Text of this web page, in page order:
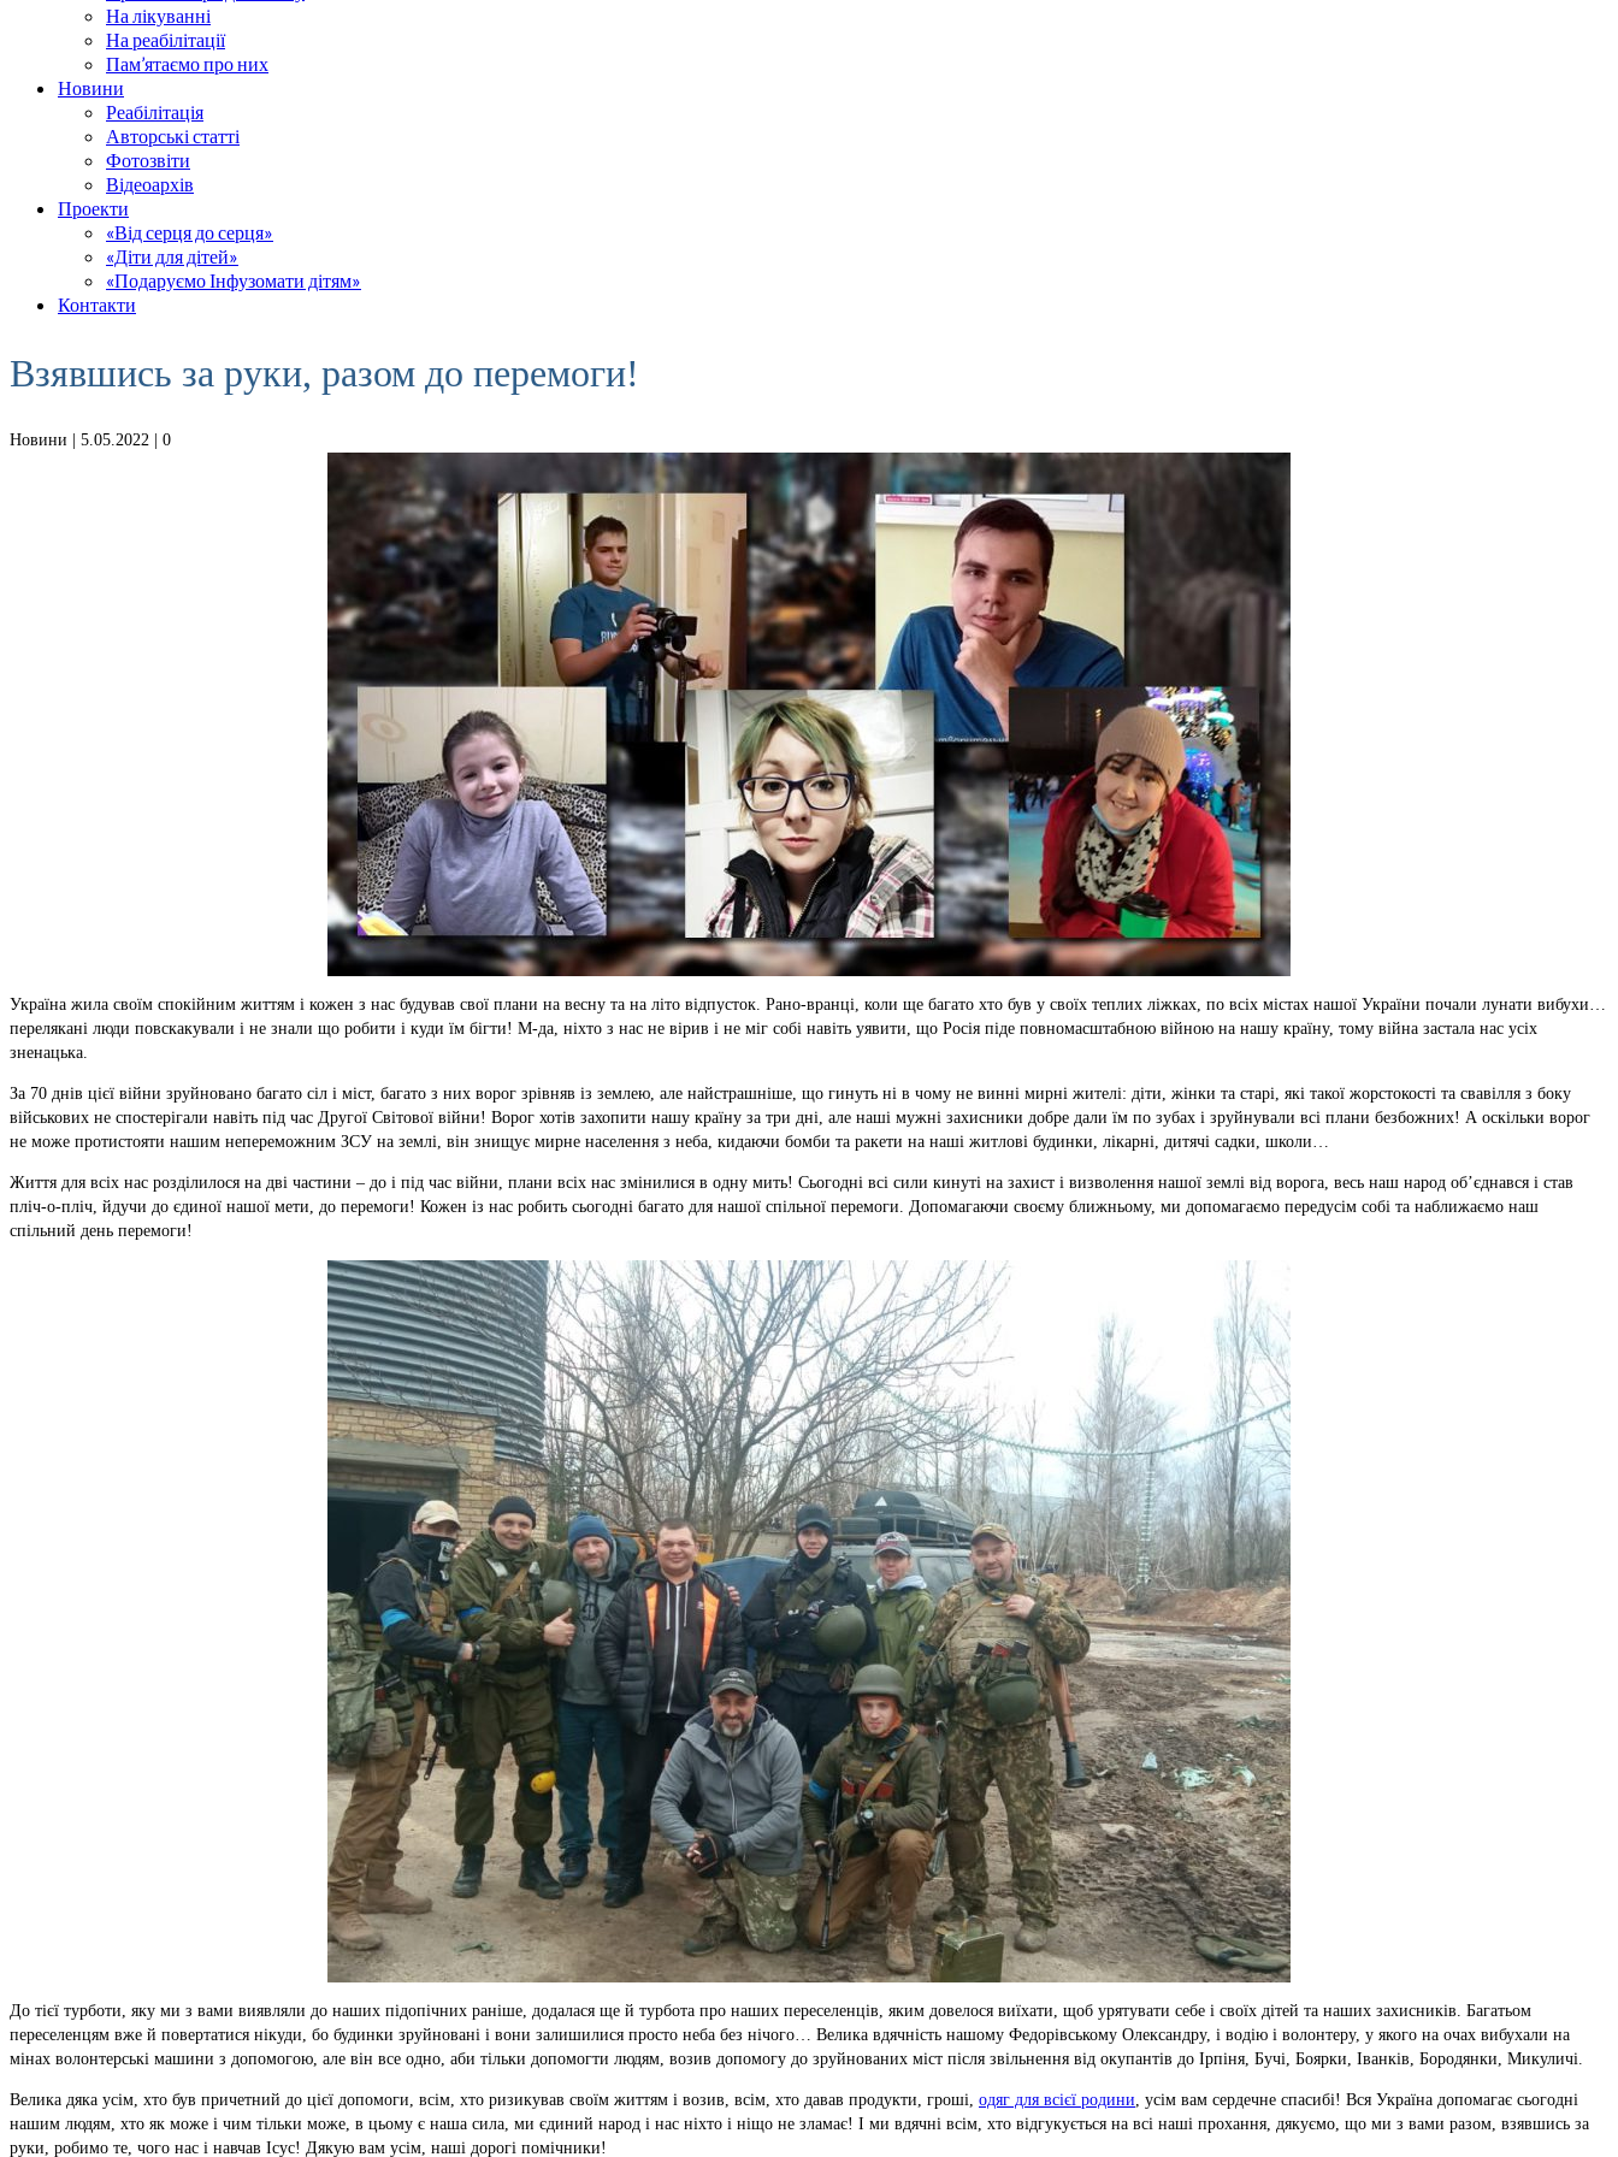
На лікуванні
На реабілітації
Пам’ятаємо про них
Новини
Реабілітація
Авторські статті
Фотозвіти
Відеоархів
Проекти
«Від серця до серця»
«Діти для дітей»
«Подаруємо Інфузомати дітям»
Контакти
Взявшись за руки, разом до перемоги!
Новини | 5.05.2022 | 0
Україна жила своїм спокійним життям і кожен з нас будував свої плани на весну та на літо відпусток. Рано-вранці, коли ще багато хто був у своїх теплих ліжках, по всіх містах нашої України почали лунати вибухи…
перелякані люди повскакували і не знали що робити і куди їм бігти! М-да, ніхто з нас не вірив і не міг собі навіть уявити, що Росія піде повномасштабною війною на нашу країну, тому війна застала нас усіх
зненацька.
За 70 днів цієї війни зруйновано багато сіл і міст, багато з них ворог зрівняв із землею, але найстрашніше, що гинуть ні в чому не винні мирні жителі: діти, жінки та старі, які такої жорстокості та свавілля з боку
військових не спостерігали навіть під час Другої Світової війни! Ворог хотів захопити нашу країну за три дні, але наші мужні захисники добре дали їм по зубах і зруйнували всі плани безбожних! А оскільки ворог
не може протистояти нашим непереможним ЗСУ на землі, він знищує мирне населення з неба, кидаючи бомби та ракети на наші житлові будинки, лікарні, дитячі садки, школи…
Життя для всіх нас розділилося на дві частини – до і під час війни, плани всіх нас змінилися в одну мить! Сьогодні всі сили кинуті на захист і визволення нашої землі від ворога, весь наш народ об’єднався і став
пліч-о-пліч, йдучи до єдиної нашої мети, до перемоги! Кожен із нас робить сьогодні багато для нашої спільної перемоги. Допомагаючи своєму ближньому, ми допомагаємо передусім собі та наближаємо наш
спільний день перемоги!
До тієї турботи, яку ми з вами виявляли до наших підопічних раніше, додалася ще й турбота про наших переселенців, яким довелося виїхати, щоб урятувати себе і своїх дітей та наших захисників. Багатьом
переселенцям вже й повертатися нікуди, бо будинки зруйновані і вони залишилися просто неба без нічого… Велика вдячність нашому Федорівському Олександру, і водію і волонтеру, у якого на очах вибухали на
мінах волонтерські машини з допомогою, але він все одно, аби тільки допомогти людям, возив допомогу до зруйнованих міст після звільнення від окупантів до Ірпіня, Бучі, Боярки, Іванків, Бородянки, Микуличі.
Велика дяка усім, хто був причетний до цієї допомоги, всім, хто ризикував своїм життям і возив, всім, хто давав продукти, гроші, одяг для всієї родини, усім вам сердечне спасибі! Вся Україна допомагає сьогодні
нашим людям, хто як може і чим тільки може, в цьому є наша сила, ми єдиний народ і нас ніхто і ніщо не зламає! І ми вдячні всім, хто відгукується на всі наші прохання, дякуємо, що ми з вами разом, взявшись за
руки, робимо те, чого нас і навчав Ісус! Дякую вам усім, наші дорогі помічники!